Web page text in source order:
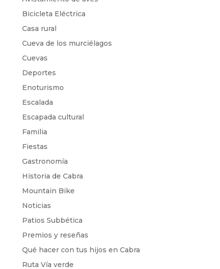
Bicicleta Eléctrica
Casa rural
Cueva de los murciélagos
Cuevas
Deportes
Enoturismo
Escalada
Escapada cultural
Familia
Fiestas
Gastronomía
Historia de Cabra
Mountain Bike
Noticias
Patios Subbética
Premios y reseñas
Qué hacer con tus hijos en Cabra
Ruta Vía verde